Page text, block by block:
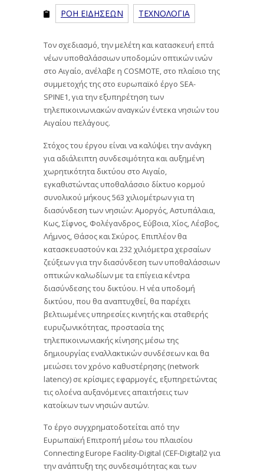
ΡΟΗ ΕΙΔΗΣΕΩΝ ΤΕΧΝΟΛΟΓΙΑ
Τον σχεδιασμό, την μελέτη και κατασκευή επτά
νέων υποθαλάσσιων υποδομών οπτικών ινών
στο Αιγαίο, ανέλαβε η COSMOTE, στο πλαίσιο της
συμμετοχής της στο ευρωπαϊκό έργο SEA-
SPINE1, για την εξυπηρέτηση των
τηλεπικοινωνιακών αναγκών έντεκα νησιών του
Αιγαίου πελάγους.
Στόχος του έργου είναι να καλύψει την ανάγκη
για αδιάλειπτη συνδεσιμότητα και αυξημένη
χωρητικότητα δικτύου στο Αιγαίο,
εγκαθιστώντας υποθαλάσσιο δίκτυο κορμού
συνολικού μήκους 563 χιλιομέτρων για τη
διασύνδεση των νησιών: Αμοργός, Αστυπάλαια,
Κως, Σίφνος, Φολέγανδρος, Εύβοια, Χίος, Λέσβος,
Λήμνος, Θάσος και Σκύρος. Επιπλέον θα
κατασκευαστούν και 232 χιλιόμετρα χερσαίων
ζεύξεων για την διασύνδεση των υποθαλάσσιων
οπτικών καλωδίων με τα επίγεια κέντρα
διασύνδεσης του δικτύου. Η νέα υποδομή
δικτύου, που θα αναπτυχθεί, θα παρέχει
βελτιωμένες υπηρεσίες κινητής και σταθερής
ευρυζωνικότητας, προστασία της
τηλεπικοινωνιακής κίνησης μέσω της
δημιουργίας εναλλακτικών συνδέσεων και θα
μειώσει τον χρόνο καθυστέρησης (network
latency) σε κρίσιμες εφαρμογές, εξυπηρετώντας
τις ολοένα αυξανόμενες απαιτήσεις των
κατοίκων των νησιών αυτών.
Το έργο συγχρηματοδοτείται από την
Ευρωπαϊκή Επιτροπή μέσω του πλαισίου
Connecting Europe Facility-Digital (CEF-Digital)2 για
την ανάπτυξη της συνδεσιμότητας και των